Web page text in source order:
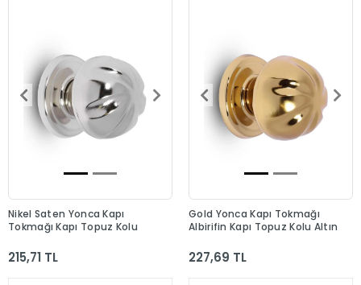
Nikel Saten Yonca Kapı
Tokmağı Kapı Topuz Kolu
215,71 TL
Gold Yonca Kapı Tokmağı
Albirifin Kapı Topuz Kolu Altın
227,69 TL